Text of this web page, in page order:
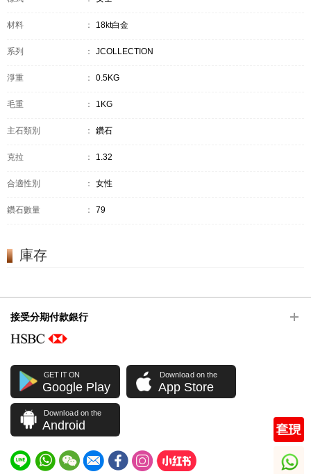
材料 ： 18kt白金
系列 ： JCOLLECTION
淨重 ： 0.5KG
毛重 ： 1KG
主石類別 ： 鑽石
克拉 ： 1.32
合適性別 ： 女性
鑽石數量 ： 79
庫存
接受分期付款銀行
GET IT ON
Google Play
Download on the
App Store
Download on the
Android